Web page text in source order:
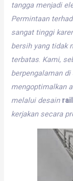
tangga menjadi
Permintaan
sangat tinggi
bersih yang tidak
terbatas. Kami,
berpengalaman di
mengoptimalkan
melalui desain
kerjakan secara